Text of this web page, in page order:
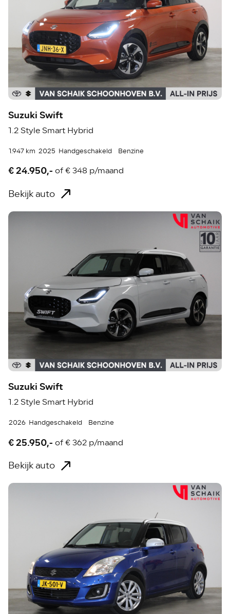
Suzuki Swift
1.2 Style Smart Hybrid
1.947 km 2025 Handgeschakeld Benzine
€ 24.950,- of€ 348 p/maand
Bekijk auto
Suzuki Swift
1.2 Style Smart Hybrid
2026 Handgeschakeld Benzine
€ 25.950,- of€ 362 p/maand
Bekijk auto